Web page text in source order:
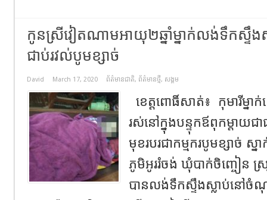
កូនស្រីវៀតណាមអាយុ២ឆ្នាំម្នាក់លង់ទឹកស្ទឹ
ជាប់រវល់បូមខ្សាច់
David March 17, 2020 ព័ត៌មានជាតិ, ព័ត៌មានថ្មី, សង្គម
ខេត្តពោធិ៍សាត់៖ កុមារីម្ន
រស់នៅក្នុងបន្ទុកឪពុកម្តាយ
មុខរបរជាកម្មករបូមខ្សាច់ ស្
ភូមិអូររំចង់ ឃុំបាក់ចិញ្ចៀន ស្
បានលង់ទឹកស្ទឹងស្លាប់នៅចំណុ